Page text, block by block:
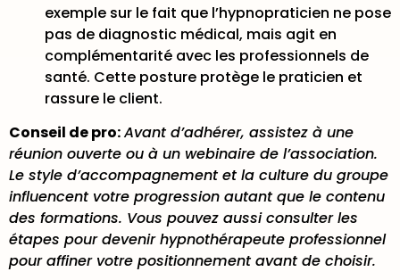
exemple sur le fait que l’hypnopraticien ne pose
pas de diagnostic médical, mais agit en
complémentarité avec les professionnels de
santé. Cette posture protège le praticien et
rassure le client.
Conseil de pro:Avant d’adhérer, assistez à une
réunion ouverte ou à un webinaire de l’association.
Le style d’accompagnement et la culture du groupe
influencent votre progression autant que le contenu
des formations. Vous pouvez aussi consulter les
étapes pour devenir hypnothérapeute professionnel
pour affiner votre positionnement avant de choisir.